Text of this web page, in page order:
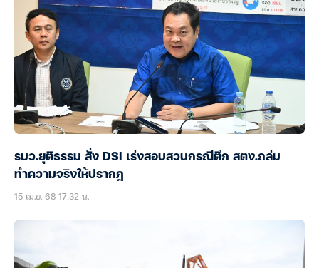
รมว.ยุติธรรม สั่ง DSI เร่งสอบสวนกรณีตึก สตง.ถล่ม
ทำความจริงให้ปรากฎ
15 เม.ย. 68 17:32 น.